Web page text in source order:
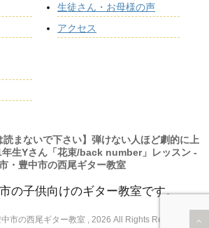
生徒さん・お母様の声
アクセス
読まないで下さい】弾けない人ほど劇的に上
生Yさん「花束/back number」レッスン -
・豊中市の西尾ギター教室
の子供向けのギター教室です。
市の西尾ギター教室 , 2026 All Rights Reserved.